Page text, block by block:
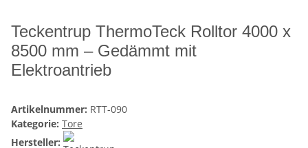
Teckentrup ThermoTeck Rolltor 4000 x
8500 mm – Gedämmt mit
Elektroantrieb
Artikelnummer: RTT-090
Kategorie: Tore
Hersteller: